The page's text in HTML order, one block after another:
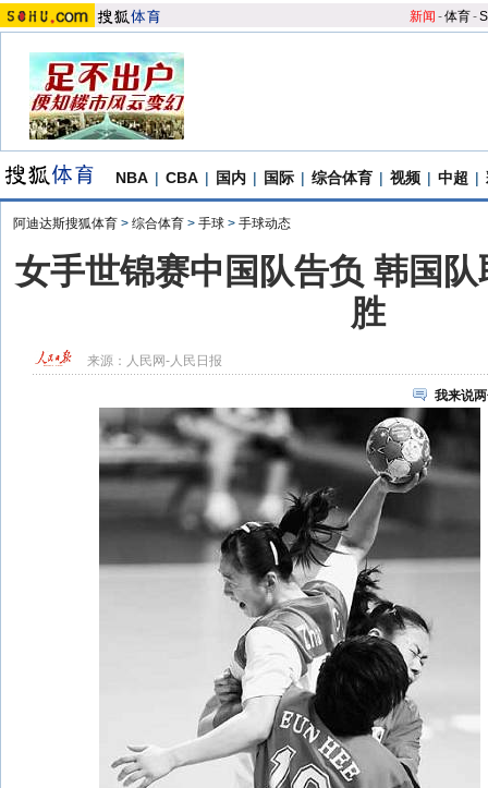
新闻 -体育-S
NBA | CBA | 国内 | 国际 | 综合体育 | 视频 | 中超 |
阿迪达斯搜狐体育 > 综合体育 > 手球 > 手球动态
女手世锦赛中国队告负 韩国
胜
来源： 人民网-人民日报
我来说